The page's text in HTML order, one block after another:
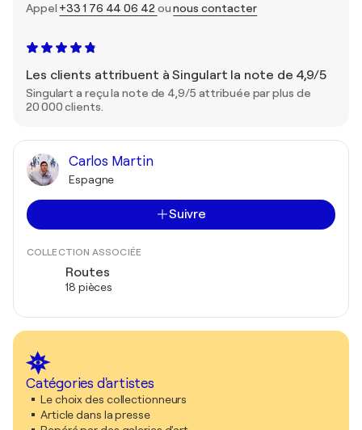
Appel +33 1 76 44 06 42 ounous contacter
Les clients attribuent à Singulart la note de 4,9/5
Singulart a reçu la note de 4,9/5 attribuée par plus de
20 000 clients.
Carlos Martin
Espagne
Suivre
COLLECTION ASSOCIÉE
Routes
18 pièces
Catégories d'artistes
Le choix des collectionneurs
Article dans la presse